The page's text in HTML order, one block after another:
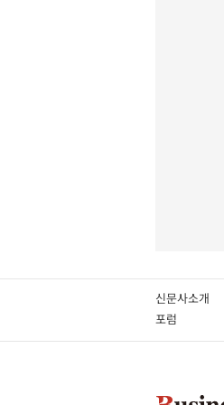
신문사소개
포럼